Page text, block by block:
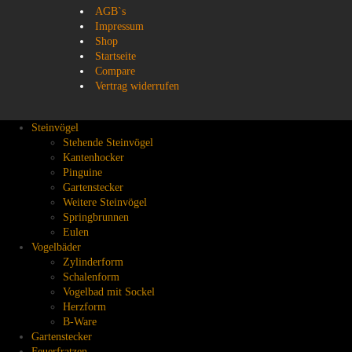
AGB`s
Impressum
Shop
Startseite
Compare
Vertrag widerrufen
Steinvögel
Stehende Steinvögel
Kantenhocker
Pinguine
Gartenstecker
Weitere Steinvögel
Springbrunnen
Eulen
Vogelbäder
Zylinderform
Schalenform
Vogelbad mit Sockel
Herzform
B-Ware
Gartenstecker